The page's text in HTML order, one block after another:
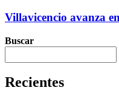
Villavicencio avanza
Buscar
Recientes